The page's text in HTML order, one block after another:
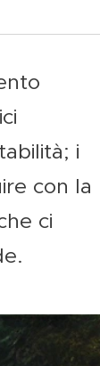
i
con la
ci